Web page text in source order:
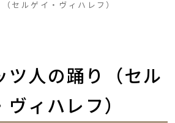
セルゲイ・ヴィハレフ）
ツ人の踊り（セル
ヴィハレフ）